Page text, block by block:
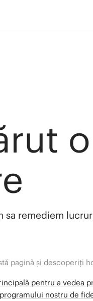
o
sa remediem
pagină și descoperiți
pentru a vedea
nostru de